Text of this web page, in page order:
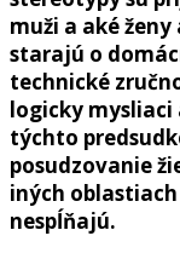
muži a aké
starajú o
technické
logicky mysliaci
týchto
posudzovanie
iných
nespĺňajú.